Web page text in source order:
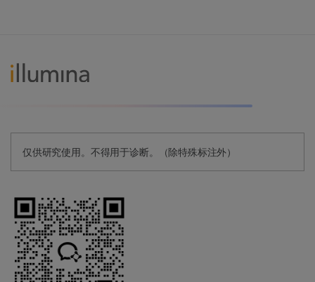
仅供研究使用。不得用于诊断。（除特殊标注外）